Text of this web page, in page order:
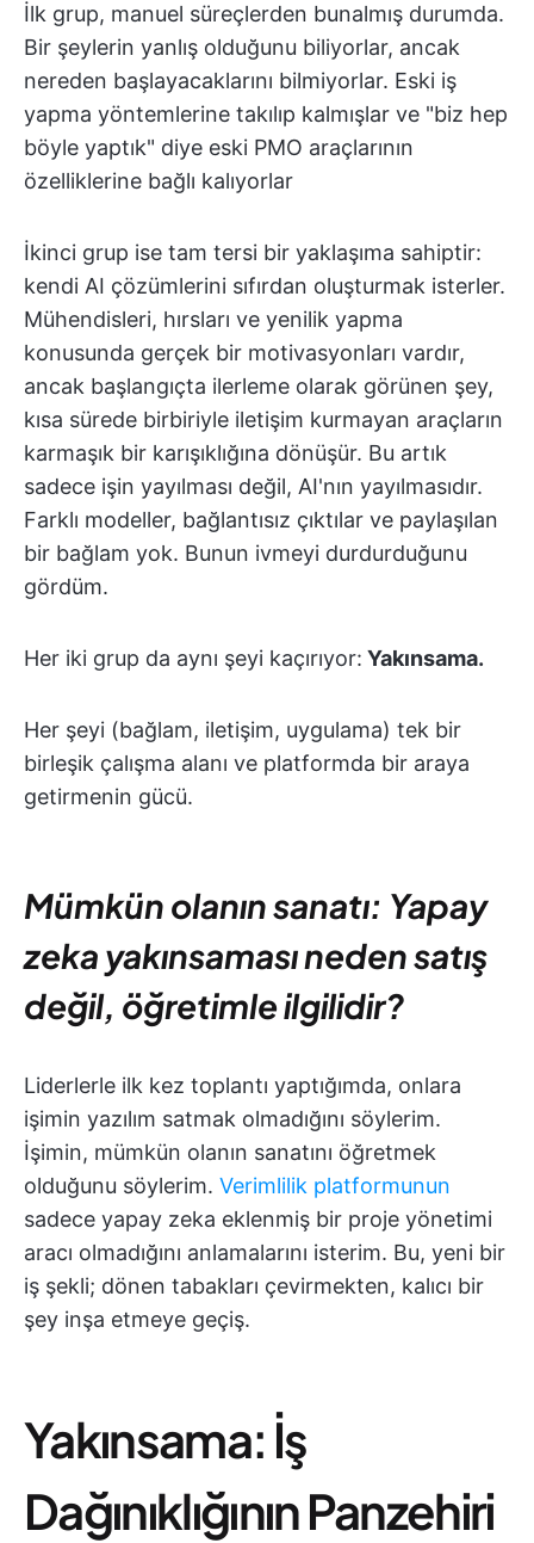
İlk grup, manuel süreçlerden bunalmış durumda.
Bir şeylerin yanlış olduğunu biliyorlar, ancak
nereden başlayacaklarını bilmiyorlar. Eski iş
yapma yöntemlerine takılıp kalmışlar ve "biz hep
böyle yaptık" diye eski PMO araçlarının
özelliklerine bağlı kalıyorlar
İkinci grup ise tam tersi bir yaklaşıma sahiptir:
kendi AI çözümlerini sıfırdan oluşturmak isterler.
Mühendisleri, hırsları ve yenilik yapma
konusunda gerçek bir motivasyonları vardır,
ancak başlangıçta ilerleme olarak görünen şey,
kısa sürede birbiriyle iletişim kurmayan araçların
karmaşık bir karışıklığına dönüşür. Bu artık
sadece işin yayılması değil, AI'nın yayılmasıdır.
Farklı modeller, bağlantısız çıktılar ve paylaşılan
bir bağlam yok. Bunun ivmeyi durdurduğunu
gördüm.
Her iki grup da aynı şeyi kaçırıyor: Yakınsama.
Her şeyi (bağlam, iletişim, uygulama) tek bir
birleşik çalışma alanı ve platformda bir araya
getirmenin gücü.
Mümkün olanın sanatı: Yapay
zeka yakınsaması neden satış
değil, öğretimle ilgilidir?
Liderlerle ilk kez toplantı yaptığımda, onlara
işimin yazılım satmak olmadığını söylerim.
İşimin, mümkün olanın sanatını öğretmek
olduğunu söylerim. Verimlilik platformunun
sadece yapay zeka eklenmiş bir proje yönetimi
aracı olmadığını anlamalarını isterim. Bu, yeni bir
iş şekli; dönen tabakları çevirmekten, kalıcı bir
şey inşa etmeye geçiş.
Yakınsama: İş
Dağınıklığının Panzehiri